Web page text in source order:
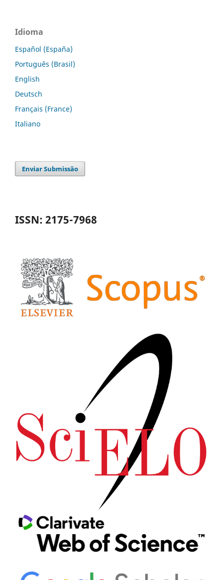
Idioma
Español (España)
Português (Brasil)
English
Deutsch
Français (France)
Italiano
Enviar Submissão
ISSN: 2175-7968